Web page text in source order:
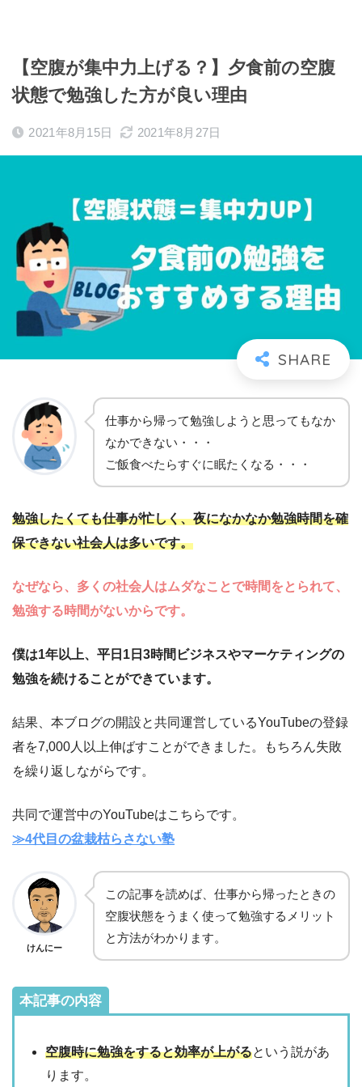
【空腹が集中力上げる？】夕食前の空腹
状態で勉強した方が良い理由
2021年8月15日 2021年8月27日
仕事から帰って勉強しようと思ってもなか
なかできない・・・
ご飯食べたらすぐに眠たくなる・・・
勉強したくても仕事が忙しく、夜になかなか勉強時間を確
保できない社会人は多いです。
なぜなら、多くの社会人はムダなことで時間をとられて、
勉強する時間がないからです。
僕は1年以上、平日1日3時間ビジネスやマーケティングの
勉強を続けることができています。
結果、本ブログの開設と共同運営しているYouTubeの登録
者を7,000人以上伸ばすことができました。もちろん失敗
を繰り返しながらです。
共同で運営中のYouTubeはこちらです。
≫4代目の盆栽枯らさない塾
けんにー
この記事を読めば、仕事から帰ったときの
空腹状態をうまく使って勉強するメリット
と方法がわかります。
本記事の内容
空腹時に勉強をすると効率が上がるという説があ
ります。